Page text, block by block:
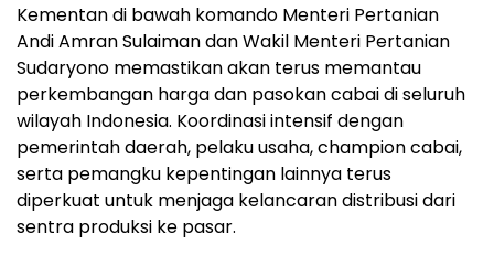
Kementan di bawah komando Menteri Pertanian
Andi Amran Sulaiman dan Wakil Menteri Pertanian
Sudaryono memastikan akan terus memantau
perkembangan harga dan pasokan cabai di seluruh
wilayah Indonesia. Koordinasi intensif dengan
pemerintah daerah, pelaku usaha, champion cabai,
serta pemangku kepentingan lainnya terus
diperkuat untuk menjaga kelancaran distribusi dari
sentra produksi ke pasar.